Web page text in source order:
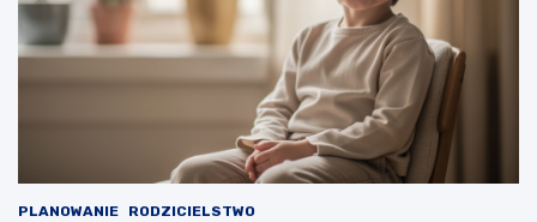
PLANOWANIE RODZICIELSTWO